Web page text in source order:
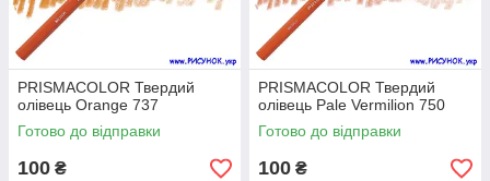
PRISMACOLOR Твердий
олівець Orange 737
Готово до відправки
100 ₴
PRISMACOLOR Твердий
олівець Pale Vermilion 750
Готово до відправки
100 ₴